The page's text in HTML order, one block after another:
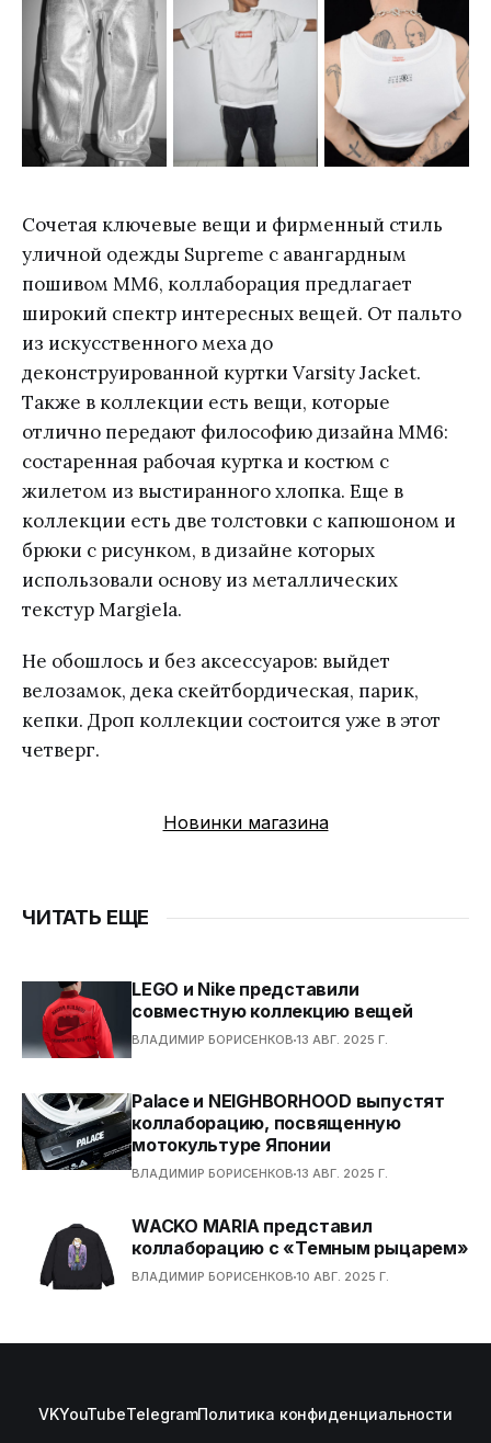
Сочетая ключевые вещи и фирменный стиль
уличной одежды Supreme с авангардным
пошивом MM6, коллаборация предлагает
широкий спектр интересных вещей. От пальто
из искусственного меха до
деконструированной куртки Varsity Jacket.
Также в коллекции есть вещи, которые
отлично передают философию дизайна MM6:
состаренная рабочая куртка и костюм с
жилетом из выстиранного хлопка. Еще в
коллекции есть две толстовки с капюшоном и
брюки с рисунком, в дизайне которых
использовали основу из металлических
текстур Margiela.
Не обошлось и без аксессуаров: выйдет
велозамок, дека скейтбордическая, парик,
кепки. Дроп коллекции состоится уже в этот
четверг.
Новинки магазина
ЧИТАТЬ ЕЩЕ
LEGO и Nike представили
совместную коллекцию вещей
ВЛАДИМИР БОРИСЕНКОВ 13 АВГ. 2025 Г.
Palace и NEIGHBORHOOD выпустят
коллаборацию, посвященную
мотокультуре Японии
ВЛАДИМИР БОРИСЕНКОВ 13 АВГ. 2025 Г.
WACKO MARIA представил
коллаборацию с «Темным рыцарем»
ВЛАДИМИР БОРИСЕНКОВ 10 АВГ. 2025 Г.
VKYouTubeTelegramПолитика конфиденциальности